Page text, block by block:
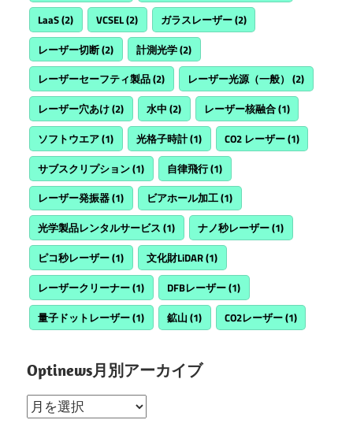
LaaS(2) VCSEL(2) ガラスレーザー(2)
レーザー切断(2) 計測光学(2)
レーザーセーフティ製品(2) レーザー光源（一般） (2)
レーザー穴あけ(2) 水中 (2) レーザー核融合(1)
ソフトウエア(1) 光格子時計(1) CO2 レーザー(1)
サブスクリプション(1) 自律飛行(1)
レーザー発振器(1) ビアホール加工(1)
光学製品レンタルサービス (1) ナノ秒レーザー(1)
ピコ秒レーザー(1) 文化財LiDAR(1)
レーザークリーナー(1) DFBレーザー(1)
量子ドットレーザー(1) 鉱山 (1) CO2レーザー(1)
Optinews月別アーカイブ
Optinews